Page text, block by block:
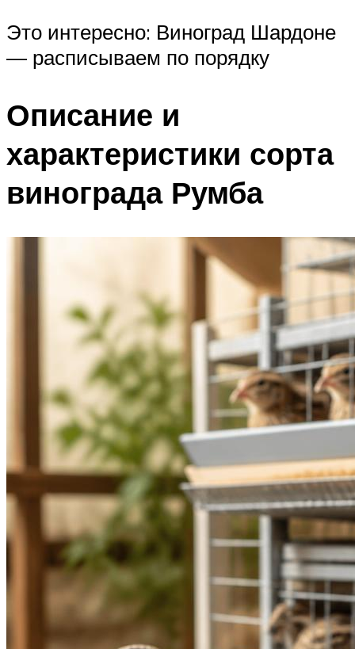
Это интересно: Виноград Шардоне
— расписываем по порядку
Описание и
характеристики сорта
винограда Румба